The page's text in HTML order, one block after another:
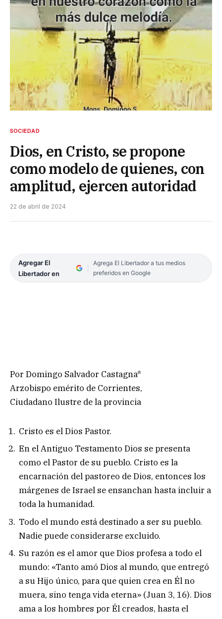
SOCIEDAD
Dios, en Cristo, se propone
como modelo de quienes, con
amplitud, ejercen autoridad
22 de abril de 2024
Agregar El
Libertador en
Agrega El Libertador a tus medios
preferidos en Google
Por Domingo Salvador Castagna*
Arzobispo emérito de Corrientes,
Ciudadano Ilustre de la provincia
Cristo es el Dios Pastor.
En el Antiguo Testamento Dios se presenta
como el Pastor de su pueblo. Cristo es la
encarnación del pastoreo de Dios, entonces los
márgenes de Israel se ensanchan hasta incluir a
toda la humanidad.
Todo el mundo está destinado a ser su pueblo.
Nadie puede considerarse excluido.
Su razón es el amor que Dios profesa a todo el
mundo: «Tanto amó Dios al mundo, que entregó
a su Hijo único, para que quien crea en Él no
muera, sino tenga vida eterna» (Juan 3, 16). Dios
ama a los hombres por Él creados, hasta el